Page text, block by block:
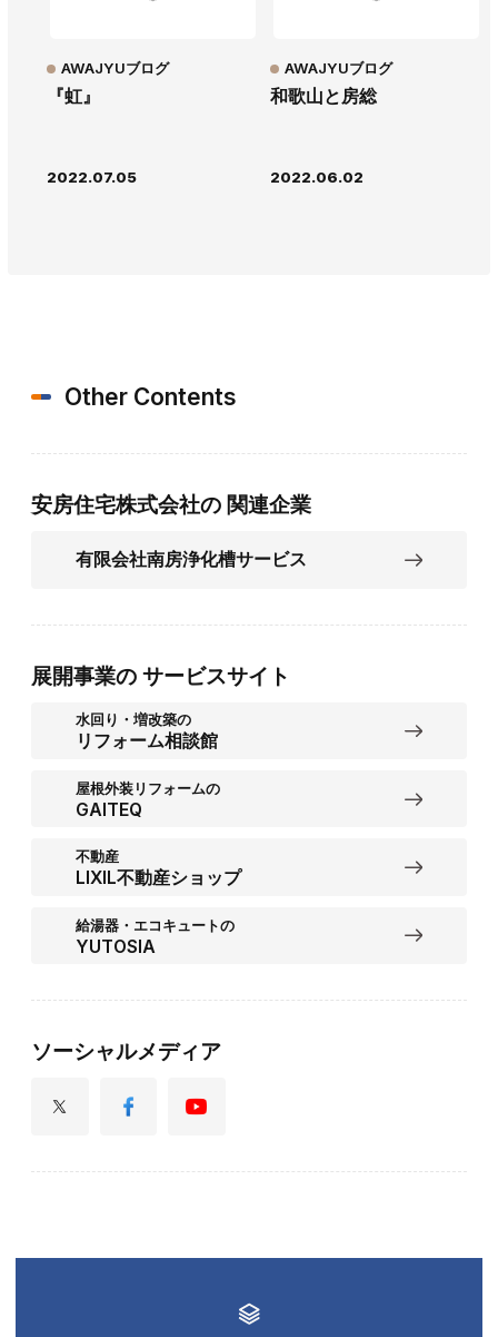
『虹』
AWAJYUブログ
2022.07.05
和歌山と房総
AWAJYUブログ
2022.06.02
Other Contents
安房住宅株式会社の 関連企業
有限会社南房浄化槽サービス
展開事業の サービスサイト
水回り・増改築の
リフォーム相談館
屋根外装リフォームの
GAITEQ
不動産
LIXIL不動産ショップ
給湯器・エコキュートの
YUTOSIA
ソーシャルメディア